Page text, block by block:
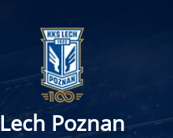
Lech Poznan